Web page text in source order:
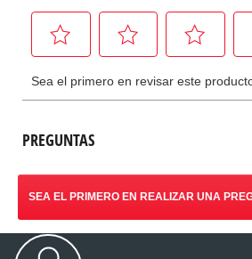
PREGUNTAS
SEA EL PRIMERO EN REALIZAR UNA